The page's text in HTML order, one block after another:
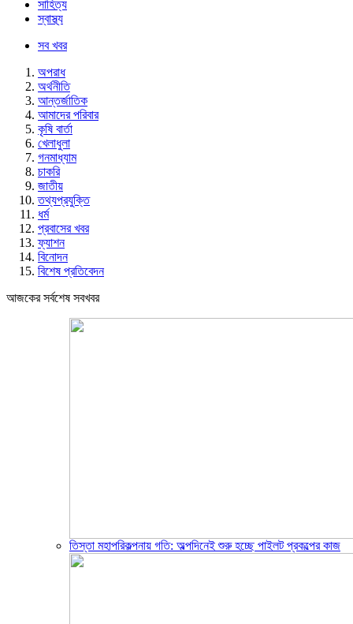
সাহিত্য
স্বাস্থ্য
সব খবর
অপরাধ
অর্থনীতি
আন্তর্জাতিক
আমাদের পরিবার
কৃষি বার্তা
খেলাধুলা
গনমাধ্যাম
চাকরি
জাতীয়
তথ্যপ্রযুক্তি
ধর্ম
প্রবাসের খবর
ফ্যাশন
বিনোদন
বিশেষ প্রতিবেদন
আজকের সর্বশেষ সবখবর
তিস্তা মহাপরিকল্পনায় গতি: অল্পদিনেই শুরু হচ্ছে পাইলট প্রকল্পের কাজ